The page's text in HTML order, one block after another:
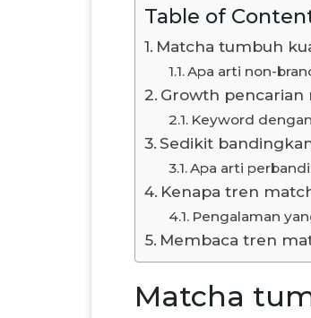
Table of
Matcha tumbuh
Apa arti non-
Growth pencarian
Keyword
Sedikit
Apa arti
Kenapa tren
Pengalaman
Membaca tren
Matcha